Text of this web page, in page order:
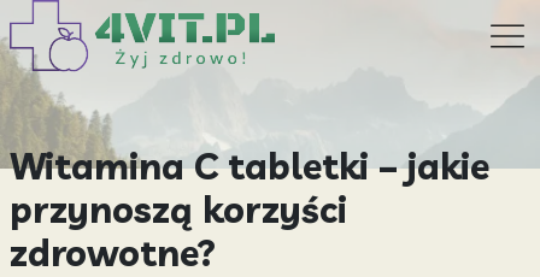
Witamina C tabletki – jakie
przynoszą korzyści
zdrowotne?